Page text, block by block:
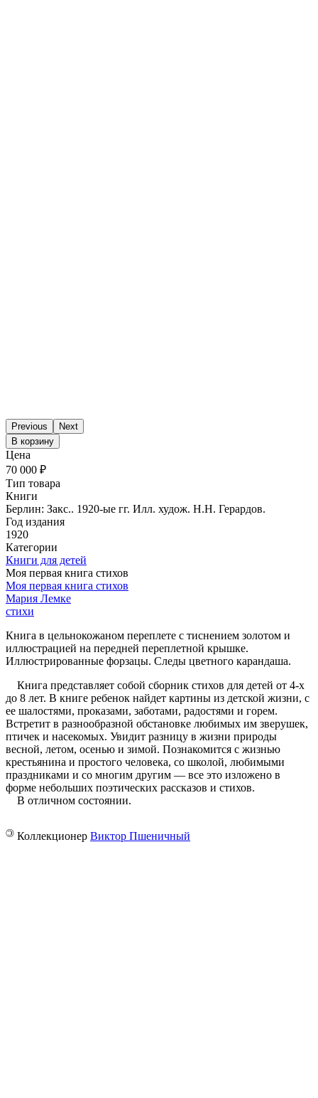
Previous
Next
В корзину
Цена
70 000 ₽
Тип товара
Книги
Берлин: Закс.. 1920-ые гг. Илл. худож. Н.Н. Герардов.
Год издания
1920
Категории
Книги для детей
Моя первая книга стихов
Моя первая книга стихов
Мария Лемке
стихи
Книга в цельнокожаном переплете с тиснением золотом и
иллюстрацией на передней переплетной крышке.
Иллюстрированные форзацы. Следы цветного карандаша.
Книга представляет собой сборник стихов для детей от 4-х
до 8 лет. В книге ребенок найдет картины из детской жизни, с
ее шалостями, проказами, заботами, радостями и горем.
Встретит в разнообразной обстановке любимых им зверушек,
птичек и насекомых. Увидит разницу в жизни природы
весной, летом, осенью и зимой. Познакомится с жизнью
крестьянина и простого человека, со школой, любимыми
праздниками и со многим другим — все это изложено в
форме небольших поэтических рассказов и стихов.
В отличном состоянии.
© Коллекционер Виктор Пшеничный